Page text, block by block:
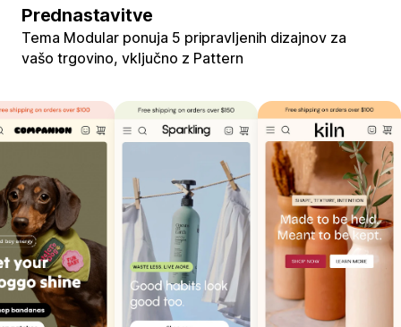
Prednastavitve
Tema Modular ponuja 5 pripravljenih dizajnov za
vašo trgovino, vključno z Pattern